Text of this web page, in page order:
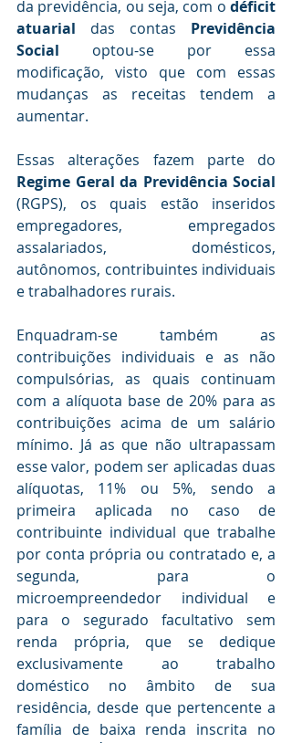
da previdência, ou seja, com o déficit
atuarial das contas Previdência
Social optou-se por essa
modificação, visto que com essas
mudanças as receitas tendem a
aumentar.
(RGPS), os quais estão inseridos
empregadores, empregados
assalariados, domésticos,
autônomos, contribuintes individuais
e trabalhadores rurais.
Enquadram-se também as
contribuições individuais e as não
compulsórias, as quais continuam
com a alíquota base de 20% para as
contribuições acima de um salário
mínimo. Já as que não ultrapassam
esse valor, podem ser aplicadas duas
alíquotas, 11% ou 5%, sendo a
primeira aplicada no caso de
contribuinte individual que trabalhe
por conta própria ou contratado e, a
segunda, para o
microempreendedor individual e
para o segurado facultativo sem
renda própria, que se dedique
exclusivamente ao trabalho
doméstico no âmbito de sua
residência, desde que pertencente a
família de baixa renda inscrita no